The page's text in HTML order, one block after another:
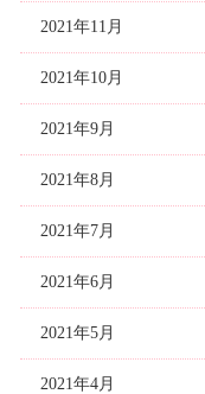
2021年11月
2021年10月
2021年9月
2021年8月
2021年7月
2021年6月
2021年5月
2021年4月